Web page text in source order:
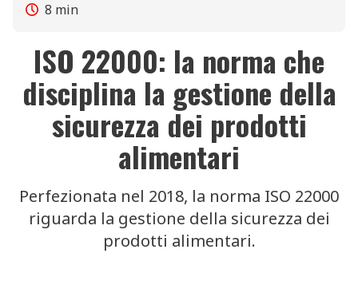
8 min
ISO 22000: la norma che
disciplina la gestione della
sicurezza dei prodotti
alimentari
Perfezionata nel 2018, la norma ISO 22000
riguarda la gestione della sicurezza dei
prodotti alimentari.